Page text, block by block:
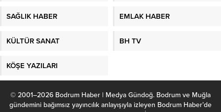
SAĞLIK HABER EMLAK HABER
KÜLTÜR SANAT BH TV
KÖŞE YAZILARI
© 2001–2026 Bodrum Haber | Medya Gündoğ. Bodrum ve Muğla
gündemini bağımsız yayıncılık anlayışıyla izleyen Bodrum Haber’de